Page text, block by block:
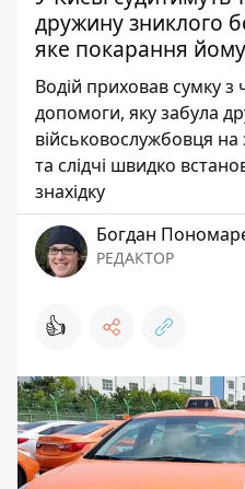
дружину зниклого
яке покарання
Водій приховав сумку
допомоги, яку забула
військовослужбовця на
та слідчі швидко
знахідку
Богдан
РЕДАКТОР
👍